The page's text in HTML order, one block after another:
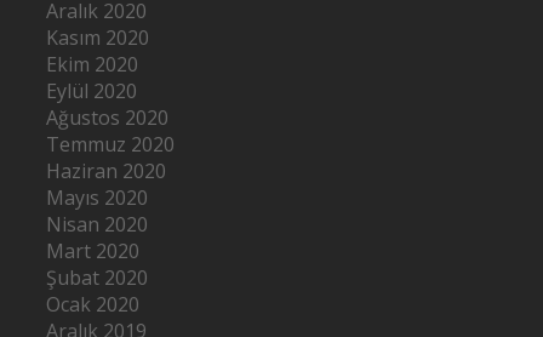
Aralık 2020
Kasım 2020
Ekim 2020
Eylül 2020
Ağustos 2020
Temmuz 2020
Haziran 2020
Mayıs 2020
Nisan 2020
Mart 2020
Şubat 2020
Ocak 2020
Aralık 2019